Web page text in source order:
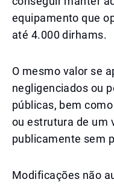
equipamento que
até 4.000 dirhams.
O mesmo valor se
negligenciados ou
públicas, bem
ou estrutura de um
publicamente sem
Modificações não